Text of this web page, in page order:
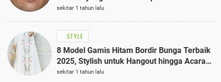
sekitar 1 tahun lalu
STYLE
8 Model Gamis Hitam Bordir Bunga Terbaik
2025, Stylish untuk Hangout hingga Acara
Semi-Formal
sekitar 1 tahun lalu